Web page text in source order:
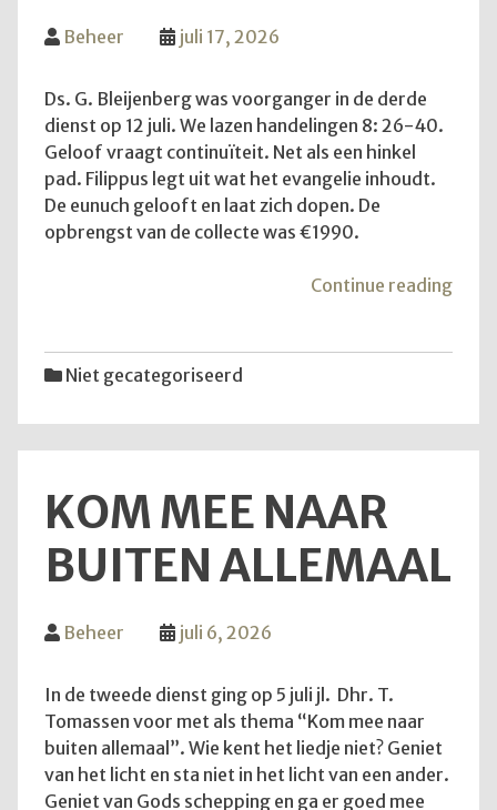
Beheer juli 17, 2026
Ds. G. Bleijenberg was voorganger in de derde
dienst op 12 juli. We lazen handelingen 8: 26-40.
Geloof vraagt continuïteit. Net als een hinkel
pad. Filippus legt uit wat het evangelie inhoudt.
De eunuch gelooft en laat zich dopen. De
opbrengst van de collecte was €1990.
Continue reading"De
Niet gecategoriseerd
KOM MEE NAAR
BUITEN ALLEMAAL
Beheer juli 6, 2026
In de tweede dienst ging op 5 juli jl. Dhr. T.
Tomassen voor met als thema “Kom mee naar
buiten allemaal”. Wie kent het liedje niet? Geniet
van het licht en sta niet in het licht van een ander.
Geniet van Gods schepping en ga er goed mee